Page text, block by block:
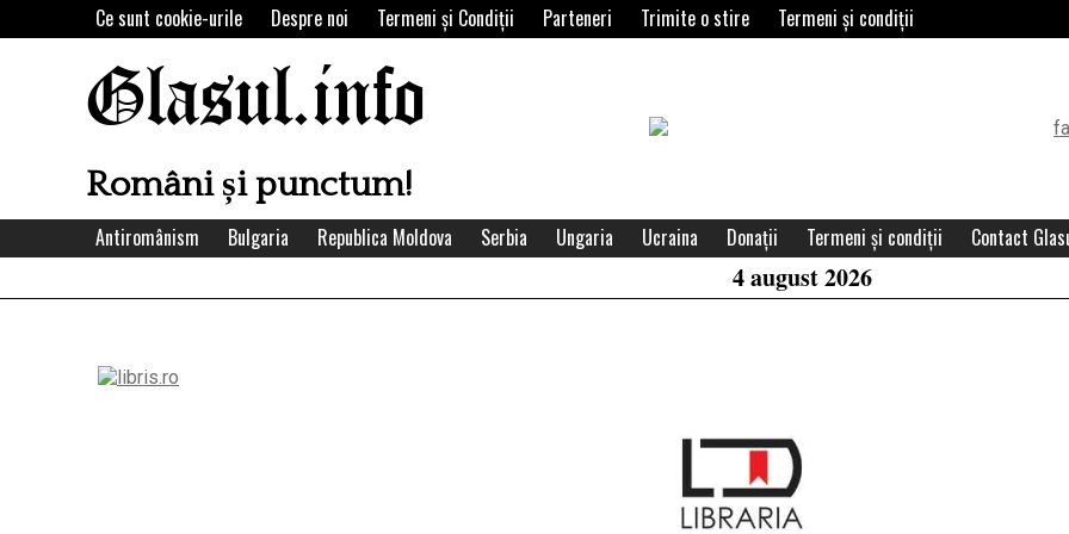
to
Ce sunt cookie-urile Despre noi Termeni şi Condiţii Parteneri Trimite o stire Termeni și condiții
Glasul.info
Români și punctum!
Header
Area
Antiromânism Bulgaria Republica Moldova Serbia Ungaria Ucraina Donații Termeni și condiții Contact
4 august 2026
Left
Asides